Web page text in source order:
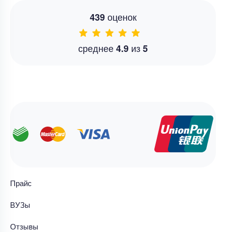
439оценок
среднее4.9 из5
Прайс
ВУЗы
Отзывы